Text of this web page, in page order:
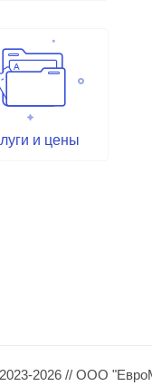
и цены
2026 // ООО